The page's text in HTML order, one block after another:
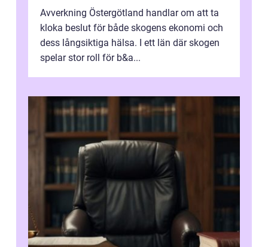
Avverkning Östergötland handlar om att ta
kloka beslut för både skogens ekonomi och
dess långsiktiga hälsa. I ett län där skogen
spelar stor roll för b&a...